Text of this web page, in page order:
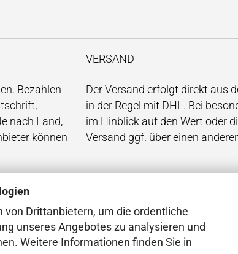
von Drittanbietern, um die ordentliche
unseres Angebotes zu analysieren und
Weitere Informationen finden Sie in
Bezahlen
nach Land,
können
VERSAND
Der Versand erfolgt direkt aus
in der Regel mit DHL. Bei
im Hinblick auf den Wert oder
Versand ggf. über einen